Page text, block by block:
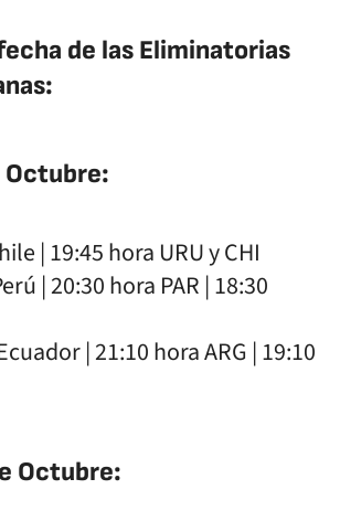
de las Eliminatorias
Octubre:
| 19:45 hora URU y CHI
| 20:30 hora PAR | 18:30
| 21:10 hora ARG | 19:10
Octubre: